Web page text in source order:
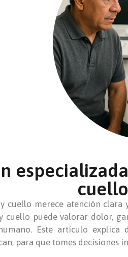
cuello merece atención
cuello puede valorar dolor,
Este artículo explica
para que tomes decisiones